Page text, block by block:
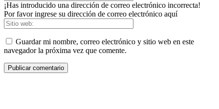
¡Has introducido una dirección de correo electrónico incorrecta!
Por favor ingrese su dirección de correo electrónico aquí
Guardar mi nombre, correo electrónico y sitio web en este
navegador la próxima vez que comente.